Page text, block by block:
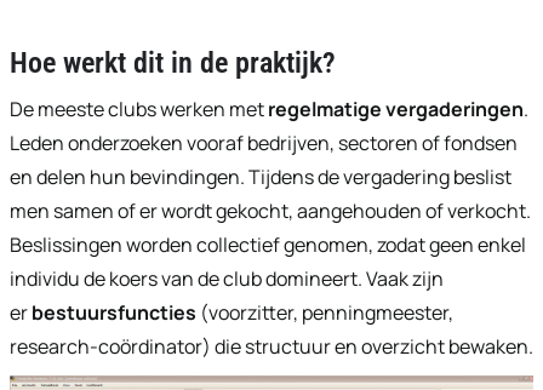
Hoe werkt dit in de praktijk?
De meeste clubs werken metregelmatige vergaderingen.
Leden onderzoeken vooraf bedrijven, sectoren of fondsen
en delen hun bevindingen. Tijdens de vergadering beslist
men samen of er wordt gekocht, aangehouden of verkocht.
Beslissingen worden collectief genomen, zodat geen enkel
individu de koers van de club domineert. Vaak zijn
erbestuursfuncties (voorzitter, penningmeester,
research-coördinator) die structuur en overzicht bewaken.